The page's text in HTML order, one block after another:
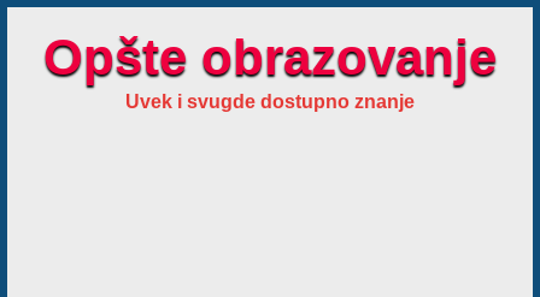
Opšte obrazovanje
Uvek i svugde dostupno znanje